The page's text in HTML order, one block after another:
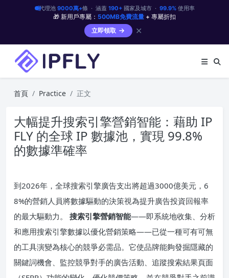
代理池 9000萬+條 · 涵蓋 190+國家及城市 · 99.9%使用率
🎁 新用戶專屬： 500MB免費流量 + 專屬折扣
立即領取
✕
首頁 Practice 正文
大幅提升搜索引擎營銷智能：藉助 IP
FLY 的全球 IP 數據池，實現 99.8%
的數據準確率
到2026年，全球搜索引擎廣告支出將超過3000億美元，6
8%的營銷人員將數據驅動的決策視為提升廣告投資回報率
的最大驅動力。 搜索引擎營銷智能——即系統地收集、分析
和應用搜索引擎數據以優化營銷策略——已從一種可有可無
的工具演變為核心的競爭必需品。它使品牌能夠發掘隱藏的
關鍵詞機會、監控競爭對手的廣告活動、追蹤搜索結果頁面